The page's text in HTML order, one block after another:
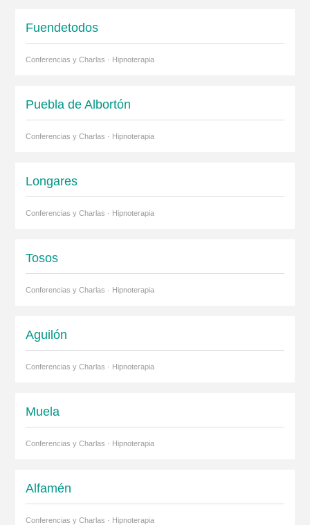
Fuendetodos
Conferencias y Charlas · Hipnoterapia
Puebla de Albortón
Conferencias y Charlas · Hipnoterapia
Longares
Conferencias y Charlas · Hipnoterapia
Tosos
Conferencias y Charlas · Hipnoterapia
Aguilón
Conferencias y Charlas · Hipnoterapia
Muela
Conferencias y Charlas · Hipnoterapia
Alfamén
Conferencias y Charlas · Hipnoterapia